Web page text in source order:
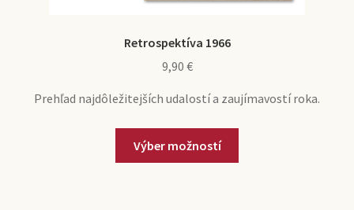
Retrospektíva 1966
9,90 €
Prehľad najdôležitejších udalostí a zaujímavostí roka.
Výber možností